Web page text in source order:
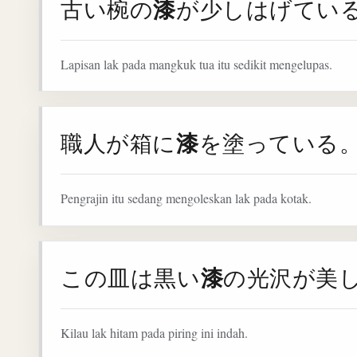
古い椀の漆が少しはげている
Lapisan lak pada mangkuk tua itu sedikit mengelupas.
職人が箱に漆を塗っている。
Pengrajin itu sedang mengoleskan lak pada kotak.
この皿は黒い漆の光沢が美
Kilau lak hitam pada piring ini indah.